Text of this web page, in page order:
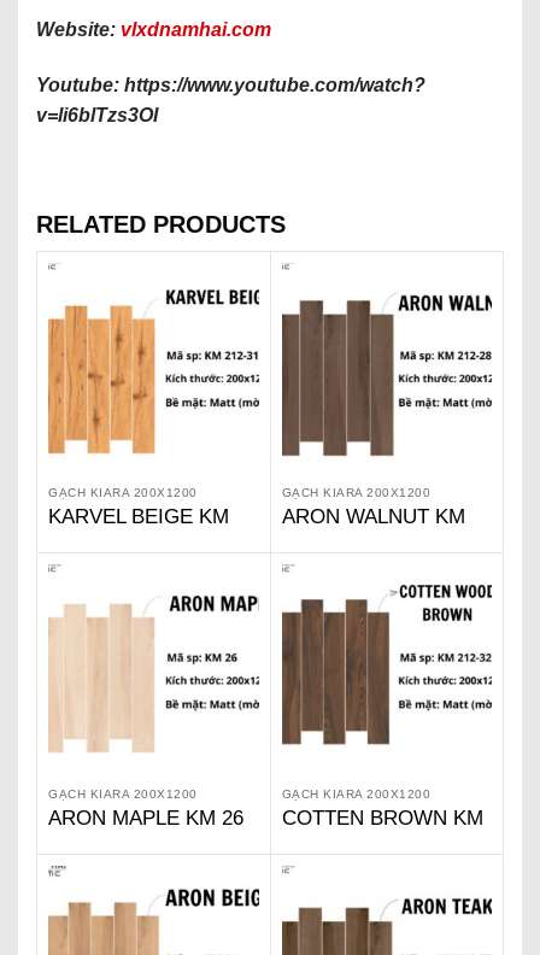
Website: vlxdnamhai.com
Youtube: https://www.youtube.com/watch?
v=li6blTzs3OI
RELATED PRODUCTS
GẠCH KIARA 200X1200
KARVEL BEIGE KM
GẠCH KIARA 200X1200
ARON WALNUT KM
GẠCH KIARA 200X1200
ARON MAPLE KM 26
GẠCH KIARA 200X1200
COTTEN BROWN KM